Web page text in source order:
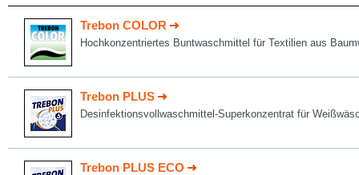
Trebon COLOR
Hochkonzentriertes Buntwaschmittel für Textilien aus
Trebon PLUS
Desinfektionsvollwaschmittel-Superkonzentrat für
Trebon PLUS ECO